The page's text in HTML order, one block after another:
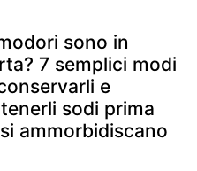
sono in
7 semplici modi
e
sodi prima
ammorbidiscano